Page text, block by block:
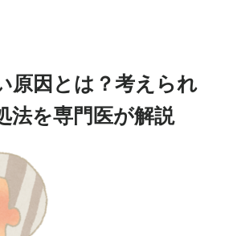
ー・料金
再生医療とは
治療
治療
培養上清液
痛
療とは
ー紹介
原因とは？考えられ
法を専門医が解説